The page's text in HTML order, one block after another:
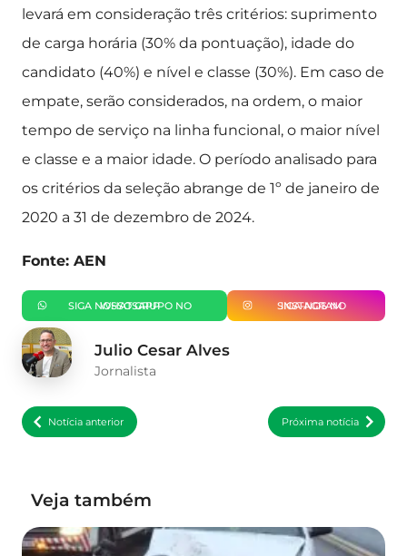
levará em consideração três critérios: suprimento
de carga horária (30% da pontuação), idade do
candidato (40%) e nível e classe (30%). Em caso de
empate, serão considerados, na ordem, o maior
tempo de serviço na linha funcional, o maior nível
e classe e a maior idade. O período analisado para
os critérios da seleção abrange de 1º de janeiro de
2020 a 31 de dezembro de 2024.
Fonte: AEN
SIGA NOSSO GRUPO NO WHATSAPP SIGA-NOS NO INSTAGRAM
Julio Cesar Alves
Jornalista
Notícia anterior Próxima notícia
Veja também